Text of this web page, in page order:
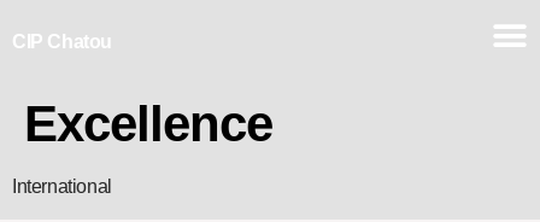
CIP Chatou
Excellence
International